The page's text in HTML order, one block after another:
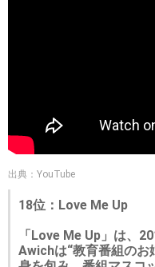
出典：YouTube
18位：Love Me Up
「Love Me Up」は、
Awichは“教育番組のお